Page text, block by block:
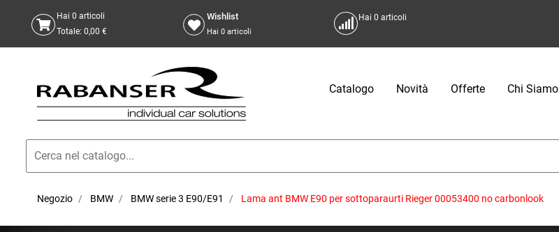
Hai 0 articoli
Totale: 0,00 €
Wishlist
Hai 0 articoli
Hai0 articoli
Catalogo Novità Offerte Chi Siamo
Negozio BMW BMW serie 3 E90/E91 Lama ant BMW E90 per sottoparaurti Rieger 00053400 no carbonlook